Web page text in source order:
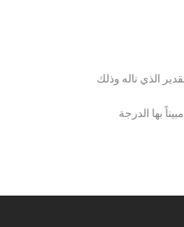
الذي ناله وذلك
بها الدرجة